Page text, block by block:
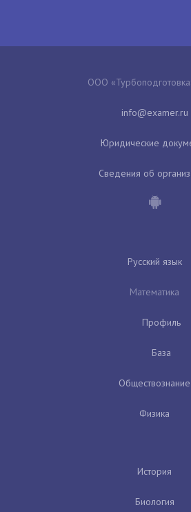
ООО
Юридические
Сведения об
Русский язык
Математика
Профиль
База
Обществознание
Физика
История
Биология